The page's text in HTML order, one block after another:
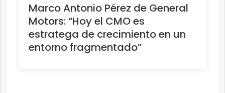
Marco Antonio Pérez de General
Motors: “Hoy el CMO es
estratega de crecimiento en un
entorno fragmentado”